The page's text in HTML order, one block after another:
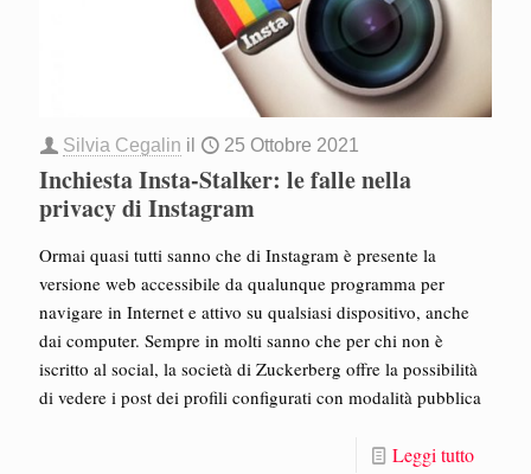
Silvia Cegalin il 25 Ottobre 2021
Inchiesta Insta-Stalker: le falle nella
privacy di Instagram
Ormai quasi tutti sanno che di Instagram è presente la
versione web accessibile da qualunque programma per
navigare in Internet e attivo su qualsiasi dispositivo, anche
dai computer. Sempre in molti sanno che per chi non è
iscritto al social, la società di Zuckerberg offre la possibilità
di vedere i post dei profili configurati con modalità pubblica
Leggi tutto